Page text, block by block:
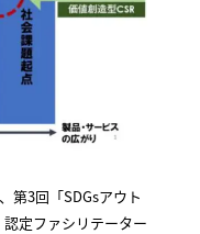
第3回「SDGsアウト
定ファシリテーター